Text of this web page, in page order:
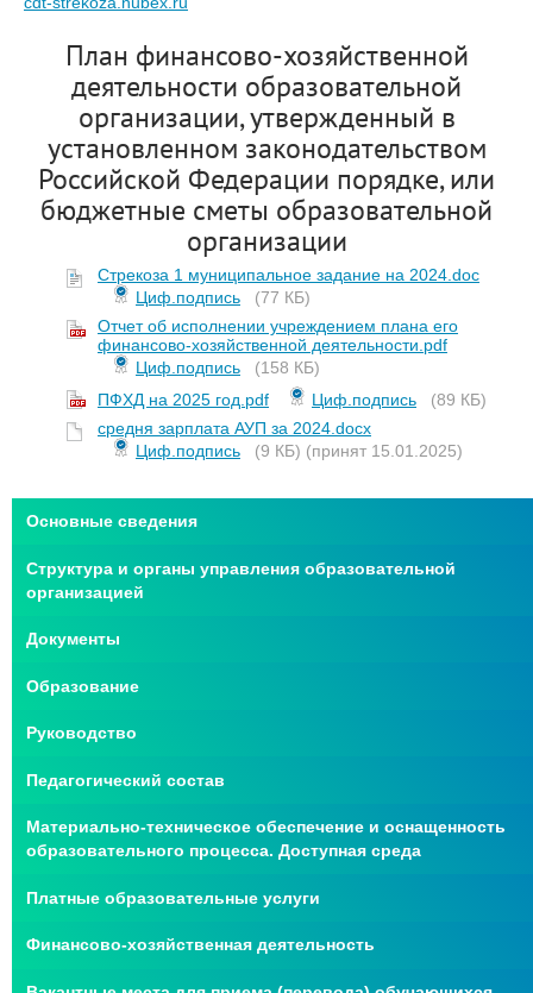
План финансово-хозяйственной
деятельности образовательной
организации, утвержденный в
установленном законодательством
Российской Федерации порядке, или
бюджетные сметы образовательной
организации
Стрекоза 1 муниципальное задание на 2024.doc
Циф.подпись
(77 КБ)
Отчет об исполнении учреждением плана его
финансово-хозяйственной деятельности.pdf
Циф.подпись
(158 КБ)
ПФХД на 2025 год.pdf
Циф.подпись
(89 КБ)
средня зарплата АУП за 2024.docx
Циф.подпись
(9 КБ) (принят 15.01.2025)
Основные сведения
Структура и органы управления образовательной
организацией
Документы
Образование
Руководство
Педагогический состав
Материально-техническое обеспечение и оснащенность
образовательного процесса. Доступная среда
Платные образовательные услуги
Финансово-хозяйственная деятельность